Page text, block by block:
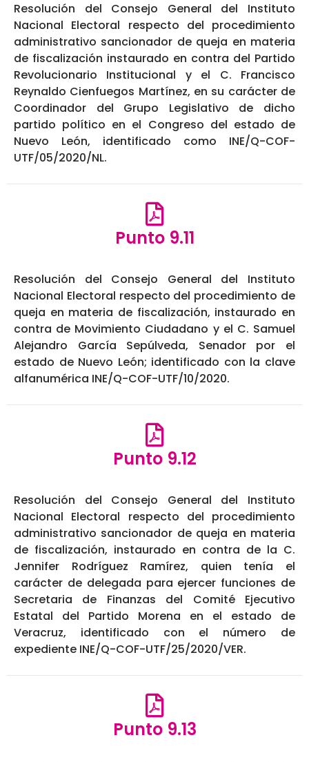
Resolución del Consejo General del Instituto
Nacional Electoral respecto del procedimiento
administrativo sancionador de queja en materia
de fiscalización instaurado en contra del Partido
Revolucionario Institucional y el C. Francisco
Reynaldo Cienfuegos Martínez, en su carácter de
Coordinador del Grupo Legislativo de dicho
partido político en el Congreso del estado de
Nuevo León, identificado como INE/Q-COF-
UTF/05/2020/NL.
Punto 9.11
Resolución del Consejo General del Instituto
Nacional Electoral respecto del procedimiento de
queja en materia de fiscalización, instaurado en
contra de Movimiento Ciudadano y el C. Samuel
Alejandro García Sepúlveda, Senador por el
estado de Nuevo León; identificado con la clave
alfanumérica INE/Q-COF-UTF/10/2020.
Punto 9.12
Resolución del Consejo General del Instituto
Nacional Electoral respecto del procedimiento
administrativo sancionador de queja en materia
de fiscalización, instaurado en contra de la C.
Jennifer Rodríguez Ramírez, quien tenía el
carácter de delegada para ejercer funciones de
Secretaria de Finanzas del Comité Ejecutivo
Estatal del Partido Morena en el estado de
Veracruz, identificado con el número de
expediente INE/Q-COF-UTF/25/2020/VER.
Punto 9.13